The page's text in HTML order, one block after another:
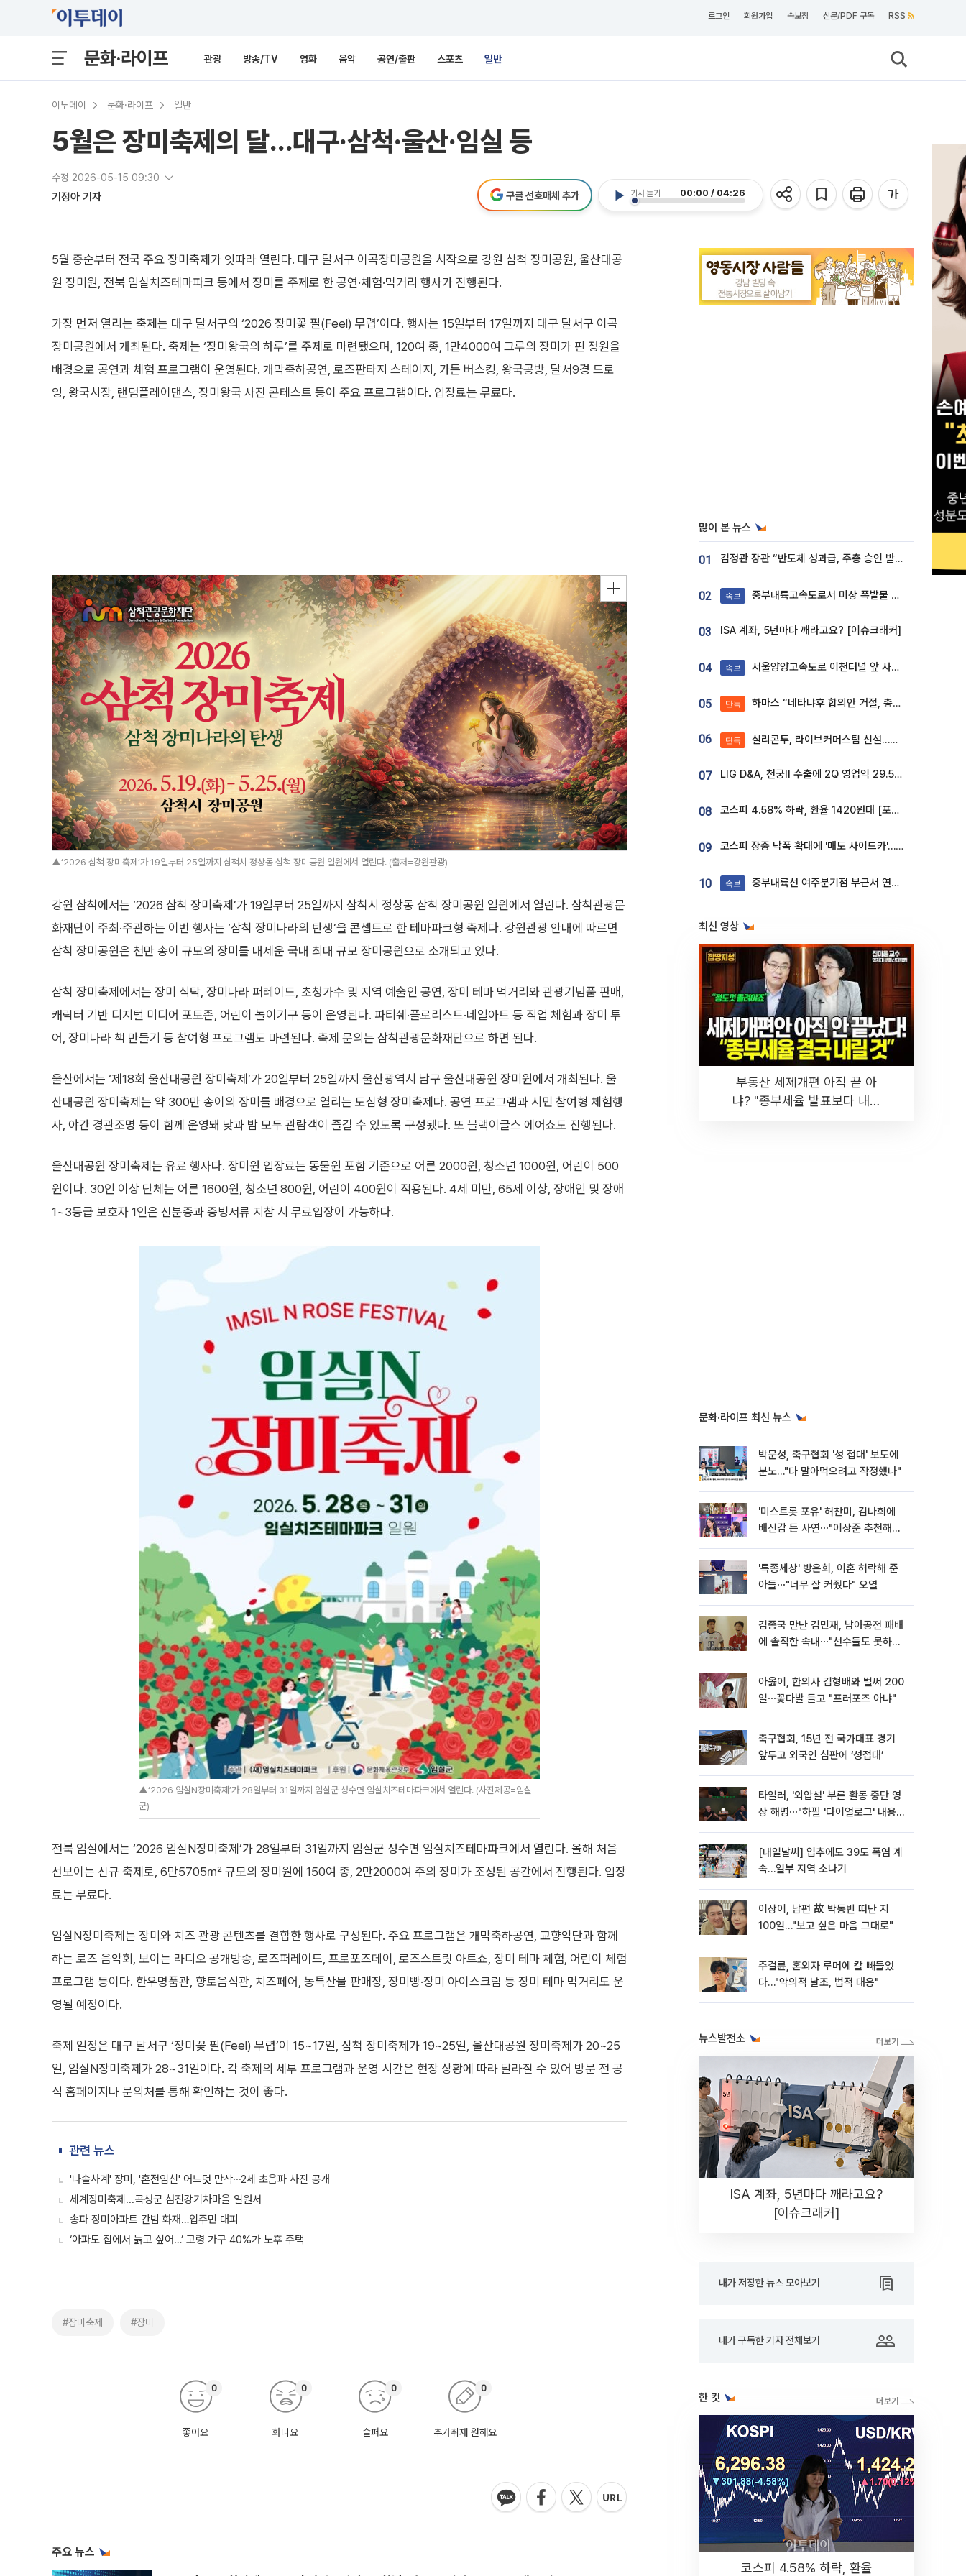
로그인 회원가입 속보창 신문/PDF 구독 RSS
문화·라이프 관광 방송/TV 영화 음악 공연/출판 스포츠 일반
이투데이 문화·라이프 일반
5월은 장미축제의 달…대구·삼척·울산·임실 등
수정 2026-05-15 09:30
기정아 기자 기사 듣기 00:00 / 04:26
구글 선호매체 추가
5월 중순부터 전국 주요 장미축제가 잇따라 열린다. 대구 달서구 이곡장미공원을 시작으로 강원 삼척 장미공원, 울산대공
원 장미원, 전북 임실치즈테마파크 등에서 장미를 주제로 한 공연·체험·먹거리 행사가 진행된다.
가장 먼저 열리는 축제는 대구 달서구의 ‘2026 장미꽃 필(Feel) 무렵’이다. 행사는 15일부터 17일까지 대구 달서구 이곡
장미공원에서 개최된다. 축제는 ‘장미왕국의 하루’를 주제로 마련됐으며, 120여 종, 1만4000여 그루의 장미가 핀 정원을
배경으로 공연과 체험 프로그램이 운영된다. 개막축하공연, 로즈판타지 스테이지, 가든 버스킹, 왕국공방, 달서9경 드로
잉, 왕국시장, 랜덤플레이댄스, 장미왕국 사진 콘테스트 등이 주요 프로그램이다. 입장료는 무료다.
▲‘2026 삼척 장미축제’가 19일부터 25일까지 삼척시 정상동 삼척 장미공원 일원에서 열린다. (출처=강원관광)
강원 삼척에서는 ‘2026 삼척 장미축제’가 19일부터 25일까지 삼척시 정상동 삼척 장미공원 일원에서 열린다. 삼척관광문
화재단이 주최·주관하는 이번 행사는 ‘삼척 장미나라의 탄생’을 콘셉트로 한 테마파크형 축제다. 강원관광 안내에 따르면
삼척 장미공원은 천만 송이 규모의 장미를 내세운 국내 최대 규모 장미공원으로 소개되고 있다.
삼척 장미축제에서는 장미 식탁, 장미나라 퍼레이드, 초청가수 및 지역 예술인 공연, 장미 테마 먹거리와 관광기념품 판매,
캐릭터 기반 디지털 미디어 포토존, 어린이 놀이기구 등이 운영된다. 파티쉐·플로리스트·네일아트 등 직업 체험과 장미 투
어, 장미나라 책 만들기 등 참여형 프로그램도 마련된다. 축제 문의는 삼척관광문화재단으로 하면 된다.
울산에서는 ‘제18회 울산대공원 장미축제’가 20일부터 25일까지 울산광역시 남구 울산대공원 장미원에서 개최된다. 울
산대공원 장미축제는 약 300만 송이의 장미를 배경으로 열리는 도심형 장미축제다. 공연 프로그램과 시민 참여형 체험행
사, 야간 경관조명 등이 함께 운영돼 낮과 밤 모두 관람객이 즐길 수 있도록 구성됐다. 또 블랙이글스 에어쇼도 진행된다.
울산대공원 장미축제는 유료 행사다. 장미원 입장료는 동물원 포함 기준으로 어른 2000원, 청소년 1000원, 어린이 500
원이다. 30인 이상 단체는 어른 1600원, 청소년 800원, 어린이 400원이 적용된다. 4세 미만, 65세 이상, 장애인 및 장애
1~3등급 보호자 1인은 신분증과 증빙서류 지참 시 무료입장이 가능하다.
▲‘2026 임실N장미축제’가 28일부터 31일까지 임실군 성수면 임실치즈테마파크에서 열린다. (사진제공=임실
군)
전북 임실에서는 ‘2026 임실N장미축제’가 28일부터 31일까지 임실군 성수면 임실치즈테마파크에서 열린다. 올해 처음
선보이는 신규 축제로, 6만5705㎡ 규모의 장미원에 150여 종, 2만2000여 주의 장미가 조성된 공간에서 진행된다. 입장
료는 무료다.
임실N장미축제는 장미와 치즈 관광 콘텐츠를 결합한 행사로 구성된다. 주요 프로그램은 개막축하공연, 교향악단과 함께
하는 로즈 음악회, 보이는 라디오 공개방송, 로즈퍼레이드, 프로포즈데이, 로즈스트릿 아트쇼, 장미 테마 체험, 어린이 체험
프로그램 등이다. 한우명품관, 향토음식관, 치즈페어, 농특산물 판매장, 장미빵·장미 아이스크림 등 장미 테마 먹거리도 운
영될 예정이다.
축제 일정은 대구 달서구 ‘장미꽃 필(Feel) 무렵’이 15~17일, 삼척 장미축제가 19~25일, 울산대공원 장미축제가 20~25
일, 임실N장미축제가 28~31일이다. 각 축제의 세부 프로그램과 운영 시간은 현장 상황에 따라 달라질 수 있어 방문 전 공
식 홈페이지나 문의처를 통해 확인하는 것이 좋다.
관련 뉴스
'나솔사계' 장미, '혼전임신' 어느덧 만삭⋯2세 초음파 사진 공개
세계장미축제...곡성군 섬진강기차마을 일원서
송파 장미아파트 간밤 화재…입주민 대피
‘아파도 집에서 늙고 싶어…’ 고령 가구 40%가 노후 주택
#장미축제 #장미
좋아요
0
화나요
0
슬퍼요
0
추가취재 원해요
0
주요 뉴스
많이 본 뉴스
01 김정관 장관 “반도체 성과급, 주총 승인 받도록”…상법·자본시장법 개정 시사
02 속보 중부내륙고속도로서 미상 폭발물 발견
03 ISA 계좌, 5년마다 깨라고요? [이슈크래커]
04 속보 서울양양고속도로 이천터널 앞 사고 발생
05 단독 하마스 “네타냐후 합의안 거절, 총선 앞두고 시간 끌기”
06 단독 실리콘투, 라이브커머스팀 신설…K뷰티 ‘글로벌 판매망’ 확대[K뷰티 라방戰]
07 LIG D&A, 천궁Ⅱ 수출에 2Q 영업익 29.5%↑…수주잔고 24.6조 [종합]
08 코스피 4.58% 하락, 환율 1420원대 [포토]
09 코스피 장중 낙폭 확대에 '매도 사이드카'…외인 2.8조'팔자'· 개인 3.1조 '사자'
10 속보 중부내륙선 여주분기점 부근서 연이은 추돌사고 발생
최신 영상
부동산 세제개편 아직 끝 아
냐? "종부세율 발표보다 내릴
문화·라이프 최신 뉴스
박문성, 축구협회 '성 접대' 보도에
분노…"다 말아먹으려고 작정했나"
'미스트롯 포유' 허찬미, 김나희에
배신감 든 사연⋯"이상준 추천해주
'특종세상' 방은희, 이혼 허락해 준
아들⋯"너무 잘 커줬다" 오열
김종국 만난 김민재, 남아공전 패배
에 솔직한 속내⋯"선수들도 못하긴
아옳이, 한의사 김형배와 벌써 200
일⋯꽃다발 들고 "프러포즈 아냐"
축구협회, 15년 전 국가대표 경기
앞두고 외국인 심판에 ‘성접대’
타일러, '외압설' 부른 활동 중단 영
상 해명⋯"하필 '다이얼로그' 내용이
[내일날씨] 입추에도 39도 폭염 계
속…일부 지역 소나기
이상이, 남편 故 박동빈 떠난 지
100일…"보고 싶은 마음 그대로"
주걸륜, 혼외자 루머에 칼 빼들었
다…"악의적 날조, 법적 대응"
뉴스발전소
ISA 계좌, 5년마다 깨라고요?
[이슈크래커]
내가 저장한 뉴스 모아보기
내가 구독한 기자 전체보기
한 컷
코스피 4.58% 하락, 환율